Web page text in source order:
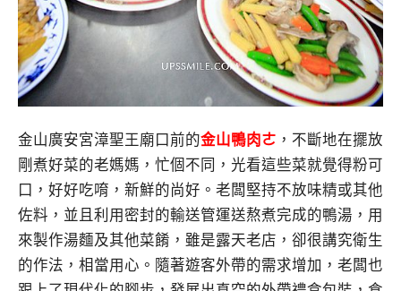
金山廣安宮漳聖王廟口前的金山鴨肉ㄜ ，不斷地在擺放
剛煮好菜的老媽媽，忙個不同，光看這些菜就覺得粉可
口，好好吃唷，新鮮的尚好。老闆堅持不放味精或其他
佐料，並且利用密封的輸送管運送熬煮完成的鴨湯，用
來製作湯麵及其他菜餚，雖是露天老店，卻很講究衛生
的作法，相當用心。隨著遊客外帶的需求增加，老闆也